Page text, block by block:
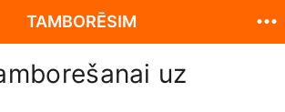
uz
TAMBORĒSIM